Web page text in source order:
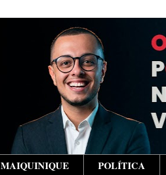
MAIQUINIQUE POLÍTICA